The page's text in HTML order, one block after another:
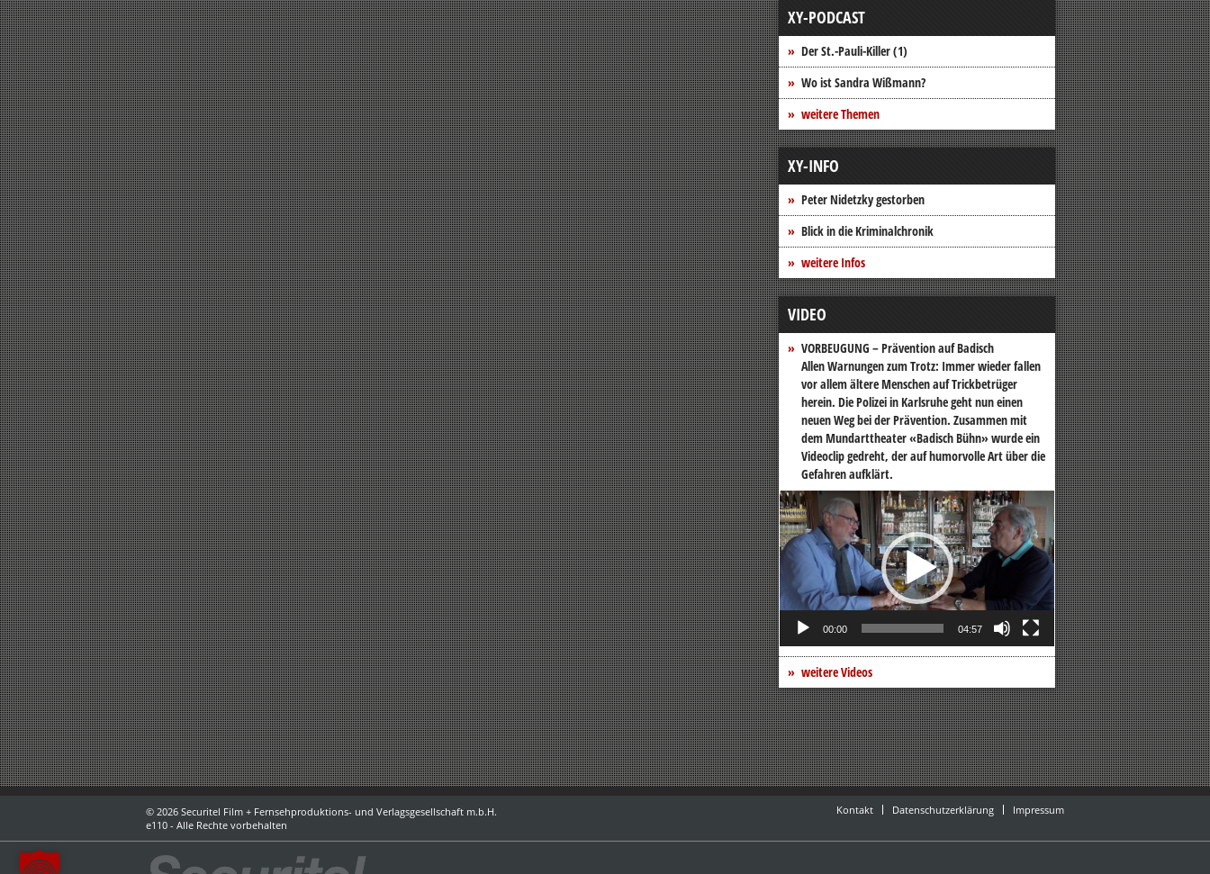
XY-PODCAST
Der St.-Pauli-Killer (1)
Wo ist Sandra Wißmann?
weitere Themen
XY-INFO
Peter Nidetzky gestorben
Blick in die Kriminalchronik
weitere Infos
VIDEO
VORBEUGUNG – Prävention auf Badisch
Allen Warnungen zum Trotz: Immer wieder fallen
vor allem ältere Menschen auf Trickbetrüger
herein. Die Polizei in Karlsruhe geht nun einen
neuen Weg bei der Prävention. Zusammen mit
dem Mundarttheater «Badisch Bühn» wurde ein
Videoclip gedreht, der auf humorvolle Art über die
Gefahren aufklärt.
Video-
Player
00:00 04:57
weitere Videos
© 2026 Securitel Film + Fernsehproduktions- und Verlagsgesellschaft m.b.H.
e110 - Alle Rechte vorbehalten
Kontakt Datenschutzerklärung Impressum